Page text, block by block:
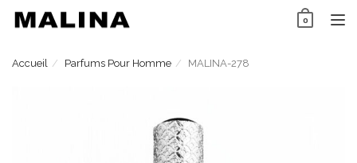
0
Accueil Parfums Pour Homme MALINA-278